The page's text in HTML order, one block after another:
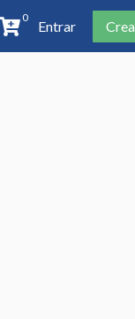
0
Entrar